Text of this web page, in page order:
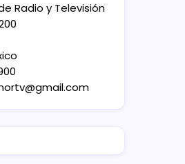
Radio y Televisión